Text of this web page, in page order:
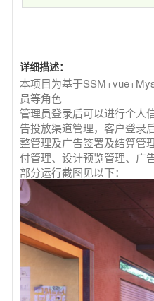
详细描述：
本项目为基于
员等角色
管理员登录后可以进行个人
告投放渠道管理，客户登录
整管理及广告签署及结算管
付管理、设计预览管理、广
部分运行截图见以下：